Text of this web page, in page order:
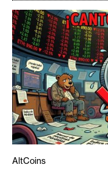
AltCoins